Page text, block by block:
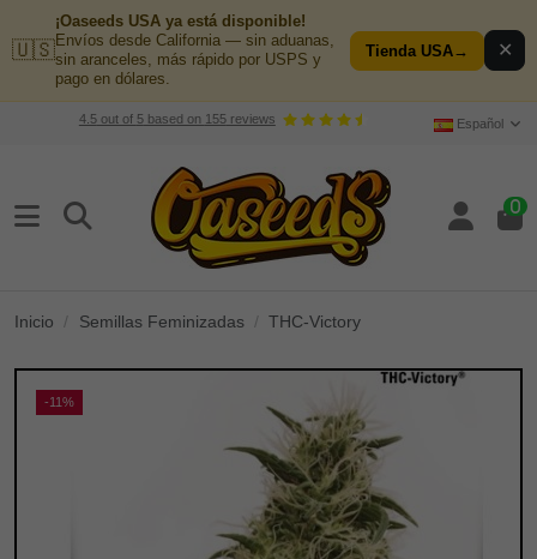
🇺🇸
¡Oaseeds USA ya está disponible!
Envíos desde California — sin aduanas,
sin aranceles, más rápido por USPS y
pago en dólares.
Tienda USA→ ✕
4.5out of 5based on 155reviews Español
0
Inicio Semillas Feminizadas THC-Victory
-11%